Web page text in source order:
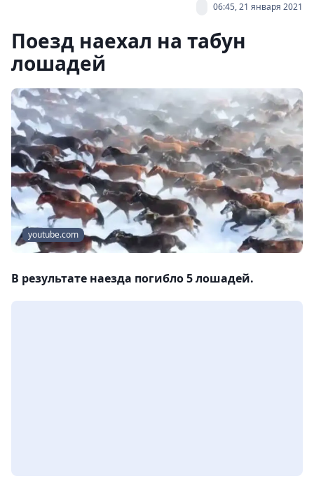
06:45, 21 января 2021
Поезд наехал на табун
лошадей
youtube.com
В результате наезда погибло 5 лошадей.